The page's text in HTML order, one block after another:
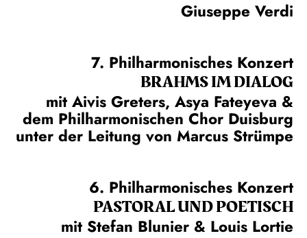
Giuseppe Verdi
7. Philharmonisches Konzert
BRAHMS IM DIALOG
mit Aivis Greters, Asya Fateyeva &
dem Philharmonischen Chor Duisburg
unter der Leitung von Marcus Strümpe
6. Philharmonisches Konzert
PASTORAL UND POETISCH
mit Stefan Blunier & Louis Lortie